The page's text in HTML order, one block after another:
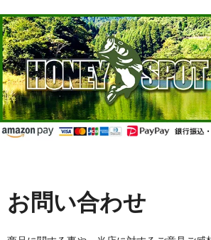
お問い合わせ